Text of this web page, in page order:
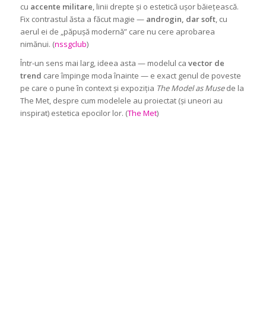
cu accente militare, linii drepte și o estetică ușor băiețească.
Fix contrastul ăsta a făcut magie — androgin, dar soft, cu
aerul ei de „păpușă modernă” care nu cere aprobarea
nimănui. (nssgclub)
Într-un sens mai larg, ideea asta — modelul ca vector de
trend care împinge moda înainte — e exact genul de poveste
pe care o pune în context și expoziția The Model as Musede la
The Met, despre cum modelele au proiectat (și uneori au
inspirat) estetica epocilor lor. (The Met)